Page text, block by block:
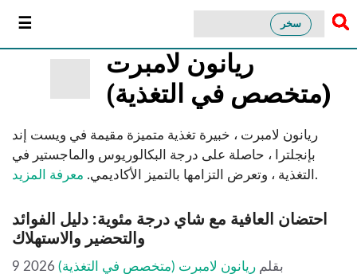
سخر
ريانون لامبرت
(متخصص في التغذية)
ريانون لامبرت ، خبيرة تغذية متميزة مقيمة في ويست إند
بإنجلترا ، حاصلة على درجة البكالوريوس والماجستير في
التغذية ، وتعرض التزامها بالتميز الأكاديمي. معرفة المزيد .
احتضان العافية مع شاي درجة مئوية: دليل الفوائد
والتحضير والاستهلاك
9 2026 بقلم ريانون لامبرت (متخصص في التغذية)